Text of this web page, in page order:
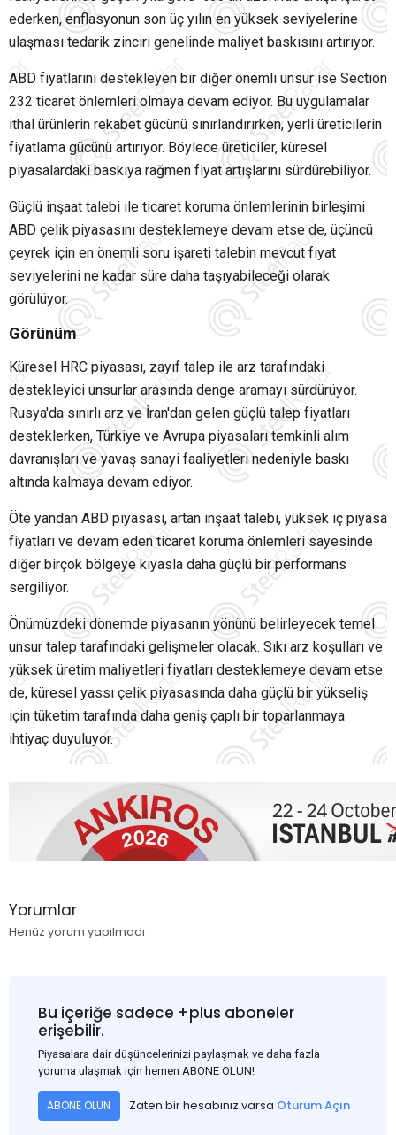
ederken, enflasyonun son üç yılın en yüksek seviyelerine
ulaşması tedarik zinciri genelinde maliyet baskısını artırıyor.
ABD fiyatlarını destekleyen bir diğer önemli unsur ise Section
232 ticaret önlemleri olmaya devam ediyor. Bu uygulamalar
ithal ürünlerin rekabet gücünü sınırlandırırken, yerli üreticilerin
fiyatlama gücünü artırıyor. Böylece üreticiler, küresel
piyasalardaki baskıya rağmen fiyat artışlarını sürdürebiliyor.
Güçlü inşaat talebi ile ticaret koruma önlemlerinin birleşimi
ABD çelik piyasasını desteklemeye devam etse de, üçüncü
çeyrek için en önemli soru işareti talebin mevcut fiyat
seviyelerini ne kadar süre daha taşıyabileceği olarak
görülüyor.
Görünüm
Küresel HRC piyasası, zayıf talep ile arz tarafındaki
destekleyici unsurlar arasında denge aramayı sürdürüyor.
Rusya'da sınırlı arz ve İran'dan gelen güçlü talep fiyatları
desteklerken, Türkiye ve Avrupa piyasaları temkinli alım
davranışları ve yavaş sanayi faaliyetleri nedeniyle baskı
altında kalmaya devam ediyor.
Öte yandan ABD piyasası, artan inşaat talebi, yüksek iç piyasa
fiyatları ve devam eden ticaret koruma önlemleri sayesinde
diğer birçok bölgeye kıyasla daha güçlü bir performans
sergiliyor.
Önümüzdeki dönemde piyasanın yönünü belirleyecek temel
unsur talep tarafındaki gelişmeler olacak. Sıkı arz koşulları ve
yüksek üretim maliyetleri fiyatları desteklemeye devam etse
de, küresel yassı çelik piyasasında daha güçlü bir yükseliş
için tüketim tarafında daha geniş çaplı bir toparlanmaya
ihtiyaç duyuluyor.
Yorumlar
Henüz yorum yapılmadı
Bu içeriğe sadece +plus aboneler
erişebilir.
Piyasalara dair düşüncelerinizi paylaşmak ve daha fazla
yoruma ulaşmak için hemen ABONE OLUN!
ABONE OLUN Zaten bir hesabınız varsa Oturum Açın